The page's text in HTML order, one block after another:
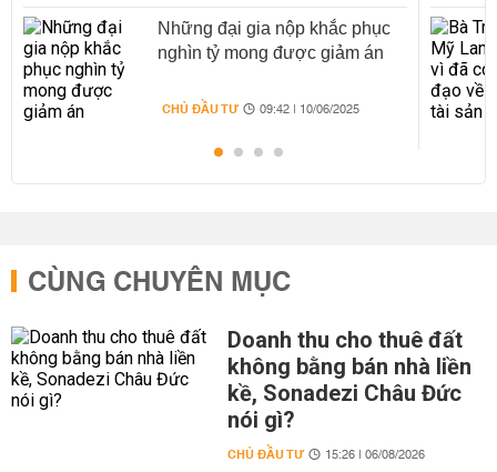
Những đại gia nộp khắc phục
nghìn tỷ mong được giảm án
CHỦ ĐẦU TƯ 09:42 | 10/06/2025
CÙNG CHUYÊN MỤC
Doanh thu cho thuê đất
không bằng bán nhà liền
kề, Sonadezi Châu Đức
nói gì?
CHỦ ĐẦU TƯ 15:26 | 06/08/2026